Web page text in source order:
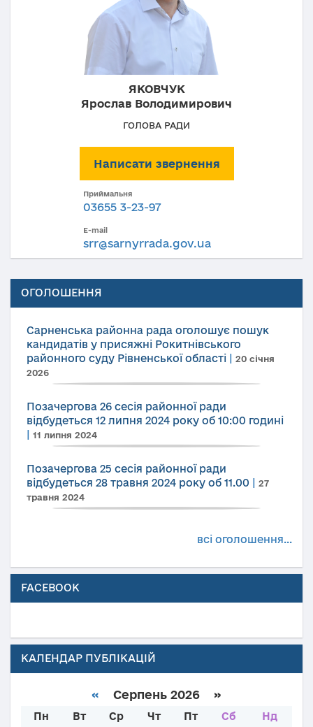
ЯКОВЧУК
Ярослав Володимирович
ГОЛОВА РАДИ
Написати звернення
Приймальня
03655 3-23-97
E-mail
srr@sarnyrrada.gov.ua
ОГОЛОШЕННЯ
Сарненська районна рада оголошує пошук
кандидатів у присяжні Рокитнівського
районного суду Рівненської області
20 січня
2026
Позачергова 26 сесія районної ради
відбудеться 12 липня 2024 року об 10:00 годині
11 липня 2024
Позачергова 25 сесія районної ради
відбудеться 28 травня 2024 року об 11.00
27
травня 2024
всі оголошення...
FACEBOOK
КАЛЕНДАР ПУБЛІКАЦІЙ
« Серпень 2026 »
Пн Вт Ср Чт Пт Сб
Нд